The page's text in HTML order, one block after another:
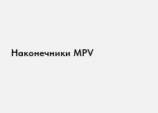
Наконечники MPV